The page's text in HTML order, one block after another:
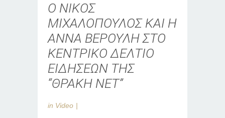
Ο ΝΙΚΟΣ
ΜΙΧΑΛΟΠΟΥΛΟΣ ΚΑΙ Η
ΑΝΝΑ ΒΕΡΟΥΛΗ ΣΤΟ
ΚΕΝΤΡΙΚΟ ΔΕΛΤΙΟ
ΕΙΔΗΣΕΩΝ ΤΗΣ
“ΘΡΑΚΗ ΝΕΤ”
in Video